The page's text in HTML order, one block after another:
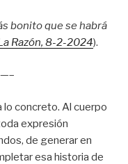
bonito que se habrá
Razón, 8-2-2024).
lo concreto. Al cuerpo
expresión
de generar en
esa historia de